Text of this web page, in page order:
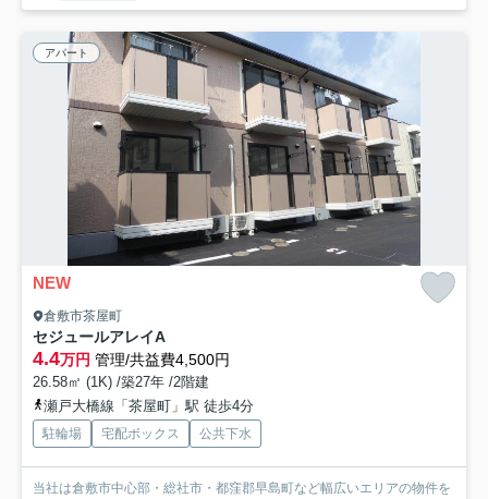
アパート
NEW
倉敷市茶屋町
セジュールアレイA
4.4万円 管理/共益費4,500円
26.58㎡ (1K) /築27年 /2階建
瀬戸大橋線「茶屋町」駅 徒歩4分
駐輪場 宅配ボックス 公共下水
当社は倉敷市中心部・総社市・都窪郡早島町など幅広いエリアの物件を